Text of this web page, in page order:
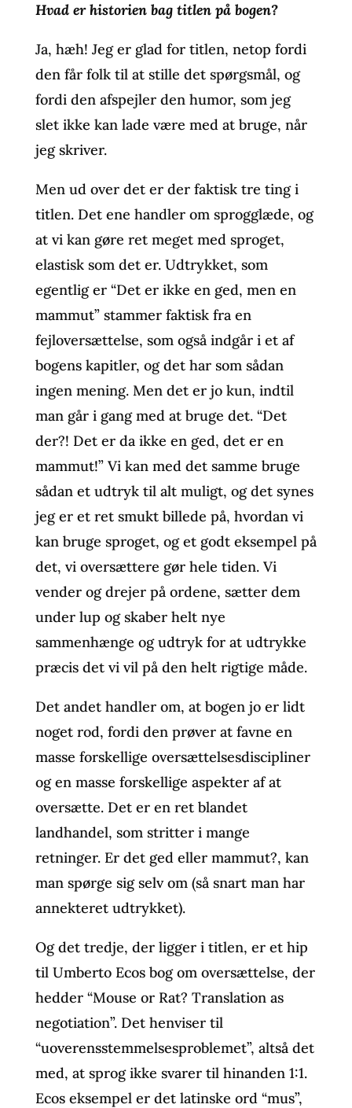
Hvad er historien bag titlen på bogen?
Ja, hæh! Jeg er glad for titlen, netop fordi
den får folk til at stille det spørgsmål, og
fordi den afspejler den humor, som jeg
slet ikke kan lade være med at bruge, når
jeg skriver.
Men ud over det er der faktisk tre ting i
titlen. Det ene handler om sprogglæde, og
at vi kan gøre ret meget med sproget,
elastisk som det er. Udtrykket, som
egentlig er “Det er ikke en ged, men en
mammut” stammer faktisk fra en
fejloversættelse, som også indgår i et af
bogens kapitler, og det har som sådan
ingen mening. Men det er jo kun, indtil
man går i gang med at bruge det. “Det
der?! Det er da ikke en ged, det er en
mammut!” Vi kan med det samme bruge
sådan et udtryk til alt muligt, og det synes
jeg er et ret smukt billede på, hvordan vi
kan bruge sproget, og et godt eksempel på
det, vi oversættere gør hele tiden. Vi
vender og drejer på ordene, sætter dem
under lup og skaber helt nye
sammenhænge og udtryk for at udtrykke
præcis det vi vil på den helt rigtige måde.
Det andet handler om, at bogen jo er lidt
noget rod, fordi den prøver at favne en
masse forskellige oversættelsesdiscipliner
og en masse forskellige aspekter af at
oversætte. Det er en ret blandet
landhandel, som stritter i mange
retninger. Er det ged eller mammut?, kan
man spørge sig selv om (så snart man har
annekteret udtrykket).
Og det tredje, der ligger i titlen, er et hip
til Umberto Ecos bog om oversættelse, der
hedder “Mouse or Rat? Translation as
negotiation”. Det henviser til
“uoverensstemmelsesproblemet”, altså det
med, at sprog ikke svarer til hinanden 1:1.
Ecos eksempel er det latinske ord “mus”,